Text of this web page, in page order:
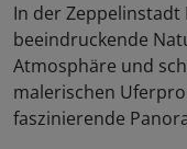
In der
beeindruckende
Atmosphäre und
malerischen
faszinierende